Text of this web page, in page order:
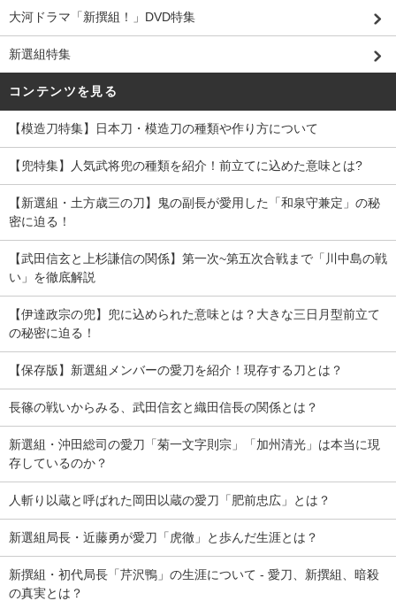
大河ドラマ「新撰組！」DVD特集
新選組特集
コンテンツを見る
【模造刀特集】日本刀・模造刀の種類や作り方について
【兜特集】人気武将兜の種類を紹介！前立てに込めた意味とは?
【新選組・土方歳三の刀】鬼の副長が愛用した「和泉守兼定」の秘
密に迫る！
【武田信玄と上杉謙信の関係】第一次~第五次合戦まで「川中島の戦
い」を徹底解説
【伊達政宗の兜】兜に込められた意味とは？大きな三日月型前立て
の秘密に迫る！
【保存版】新選組メンバーの愛刀を紹介！現存する刀とは？
長篠の戦いからみる、武田信玄と織田信長の関係とは？
新選組・沖田総司の愛刀「菊一文字則宗」「加州清光」は本当に現
存しているのか？
人斬り以蔵と呼ばれた岡田以蔵の愛刀「肥前忠広」とは？
新選組局長・近藤勇が愛刀「虎徹」と歩んだ生涯とは？
新撰組・初代局長「芹沢鴨」の生涯について - 愛刀、新撰組、暗殺
の真実とは？